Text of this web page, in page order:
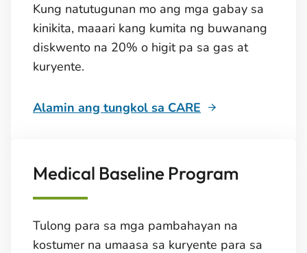
Kung natutugunan mo ang mga gabay sa
kinikita, maaari kang kumita ng buwanang
diskwento na 20% o higit pa sa gas at
kuryente.
Alamin ang tungkol sa CARE
Medical Baseline Program
Tulong para sa mga pambahayan na
kostumer na umaasa sa kuryente para sa